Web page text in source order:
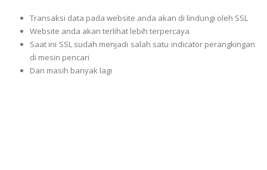
Transaksi data pada website anda akan di lindungi oleh SSL
Website anda akan terlihat lebih terpercaya
Saat ini SSL sudah menjadi salah satu indicator perangkingan
di mesin pencari
Dan masih banyak lagi